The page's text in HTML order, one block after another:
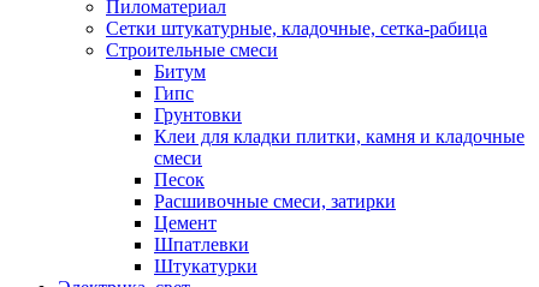
Пиломатериал
Сетки штукатурные, кладочные, сетка-рабица
Строительные смеси
Битум
Гипс
Грунтовки
Клеи для кладки плитки, камня и кладочные
смеси
Песок
Расшивочные смеси, затирки
Цемент
Шпатлевки
Штукатурки